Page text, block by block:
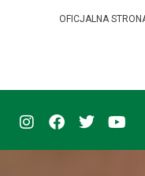
OFICJALNA